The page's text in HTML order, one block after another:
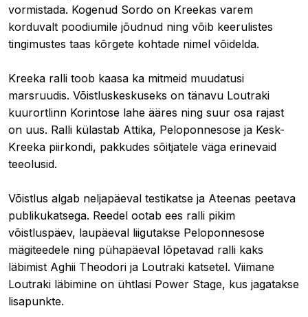
vormistada. Kogenud Sordo on Kreekas varem
korduvalt poodiumile jõudnud ning võib keerulistes
tingimustes taas kõrgete kohtade nimel võidelda.
Kreeka ralli toob kaasa ka mitmeid muudatusi
marsruudis. Võistluskeskuseks on tänavu Loutraki
kuurortlinn Korintose lahe ääres ning suur osa rajast
on uus. Ralli külastab Attika, Peloponnesose ja Kesk-
Kreeka piirkondi, pakkudes sõitjatele väga erinevaid
teeolusid.
Võistlus algab neljapäeval testikatse ja Ateenas peetava
publikukatsega. Reedel ootab ees ralli pikim
võistluspäev, laupäeval liigutakse Peloponnesose
mägiteedele ning pühapäeval lõpetavad ralli kaks
läbimist Aghii Theodori ja Loutraki katsetel. Viimane
Loutraki läbimine on ühtlasi Power Stage, kus jagatakse
lisapunkte.